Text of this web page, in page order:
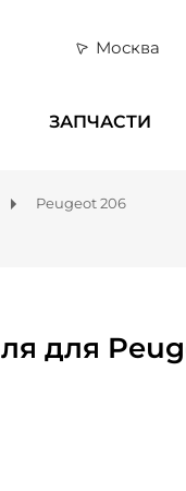
Москва
ЗАПЧАСТИ
Peugeot 206
для